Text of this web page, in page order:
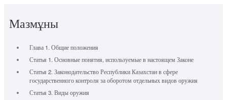
Мазмұны
Глава 1. Общие положения
Статья 1. Основные понятия, используемые в настоящем Законе
Статья 2. Законодательство Республики Казахстан в сфере
государственного контроля за оборотом отдельных видов оружия
Статья 3. Виды оружия